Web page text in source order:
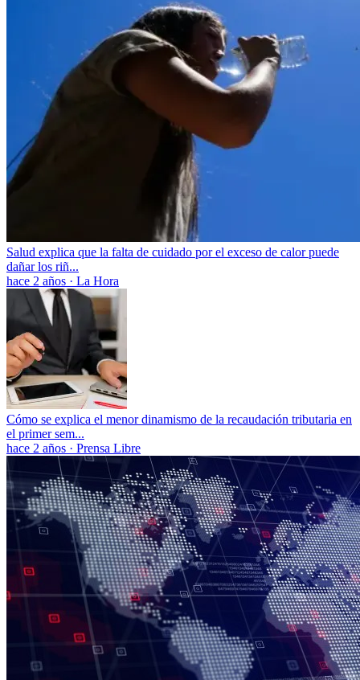
Salud explica que la falta de cuidado por el exceso de calor puede
dañar los riñ...
hace 2 años · La Hora
Cómo se explica el menor dinamismo de la recaudación tributaria en
el primer sem...
hace 2 años · Prensa Libre